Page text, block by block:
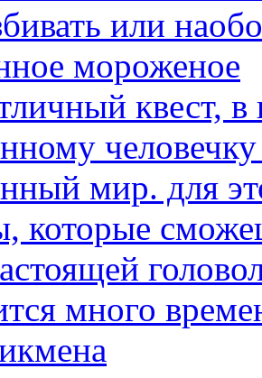
мороженое